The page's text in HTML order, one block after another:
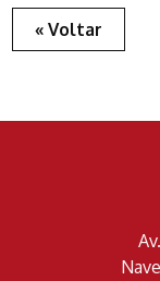
« Voltar